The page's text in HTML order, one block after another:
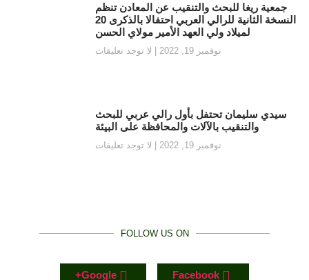
جمعية ريغا للبحث والتنقيب عن المعادن تنظم
النسخة الثانية للرالي العربي احتفالا بالذكرى 20
لميلاد ولي العهد الأمير مولاي الحسن
نوفمبر 19, 2022 لا توجد تعليقات
سيدي سليمان تحتفل بأول رالي عربي للبحث
والتنقيب بالآلات والمحافظة على البيئة
نوفمبر 19, 2022 لا توجد تعليقات
FOLLOW US ON